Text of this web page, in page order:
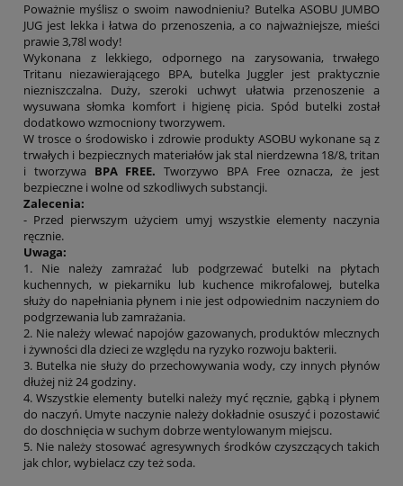
Poważnie myślisz o swoim nawodnieniu? Butelka ASOBU JUMBO
JUG jest lekka i łatwa do przenoszenia, a co najważniejsze, mieści
prawie 3,78l wody!
Wykonana z lekkiego, odpornego na zarysowania, trwałego
Tritanu niezawierającego BPA, butelka Juggler jest praktycznie
niezniszczalna. Duży, szeroki uchwyt ułatwia przenoszenie a
wysuwana słomka komfort i higienę picia. Spód butelki został
dodatkowo wzmocniony tworzywem.
W trosce o środowisko i zdrowie produkty ASOBU wykonane są z
trwałych i bezpiecznych materiałów jak stal nierdzewna 18/8, tritan
i tworzywa BPA FREE. Tworzywo BPA Free oznacza, że jest
bezpieczne i wolne od szkodliwych substancji.
Zalecenia:
- Przed pierwszym użyciem umyj wszystkie elementy naczynia
ręcznie.
Uwaga:
1. Nie należy zamrażać lub podgrzewać butelki na płytach
kuchennych, w piekarniku lub kuchence mikrofalowej, butelka
służy do napełniania płynem i nie jest odpowiednim naczyniem do
podgrzewania lub zamrażania.
2. Nie należy wlewać napojów gazowanych, produktów mlecznych
i żywności dla dzieci ze względu na ryzyko rozwoju bakterii.
3. Butelka nie służy do przechowywania wody, czy innych płynów
dłużej niż 24 godziny.
4. Wszystkie elementy butelki należy myć ręcznie, gąbką i płynem
do naczyń. Umyte naczynie należy dokładnie osuszyć i pozostawić
do doschnięcia w suchym dobrze wentylowanym miejscu.
5. Nie należy stosować agresywnych środków czyszczących takich
jak chlor, wybielacz czy też soda.